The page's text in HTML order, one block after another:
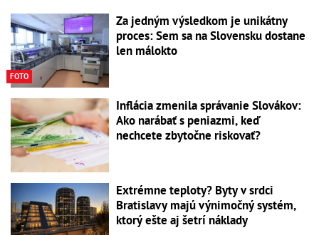
FOTO
Za jedným výsledkom je unikátny
proces: Sem sa na Slovensku dostane
len málokto
Inflácia zmenila správanie Slovákov:
Ako narábať s peniazmi, keď
nechcete zbytočne riskovať?
Extrémne teploty? Byty v srdci
Bratislavy majú výnimočný systém,
ktorý ešte aj šetrí náklady